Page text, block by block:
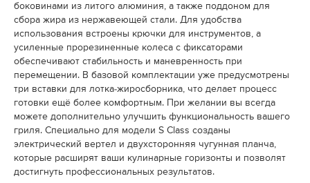
боковинами из литого алюминия, а также поддоном для
сбора жира из нержавеющей стали. Для удобства
использования встроены крючки для инструментов, а
усиленные прорезиненные колеса с фиксаторами
обеспечивают стабильность и маневренность при
перемещении. В базовой комплектации уже предусмотрены
три вставки для лотка-жиросборника, что делает процесс
готовки ещё более комфортным. При желании вы всегда
можете дополнительно улучшить функциональность вашего
гриля. Специально для модели S Class созданы
электрический вертел и двухсторонняя чугунная планча,
которые расширят ваши кулинарные горизонты и позволят
достигнуть профессиональных результатов.